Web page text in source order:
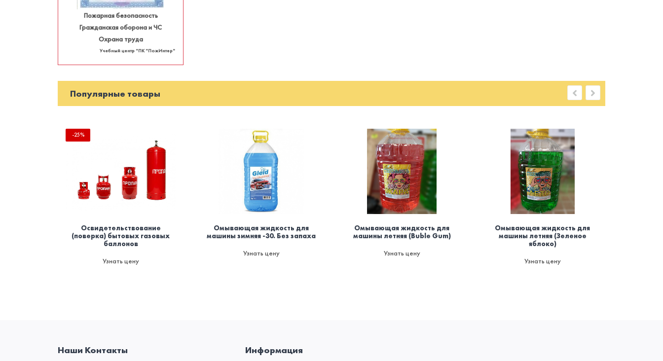
Пожарная безопасность
Гражданская оборона и ЧС
Охрана труда
Учебный центр "ПК "ПожИнтер"
Популярные товары
Освидетельствование
(поверка) бытовых газовых
баллонов
Узнать цену
-25%
Омывающая жидкость для
машины зимняя -30. Без запаха
Узнать цену
Омывающая жидкость для
машины летняя (Buble Gum)
Узнать цену
Омывающая жидкость для
машины летняя (Зеленое
яблоко)
Узнать цену
Наши Контакты Информация